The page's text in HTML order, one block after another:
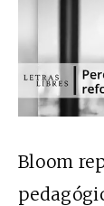
Bloom